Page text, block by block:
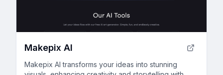
Makepix AI
Makepix AI transforms your ideas into stunning